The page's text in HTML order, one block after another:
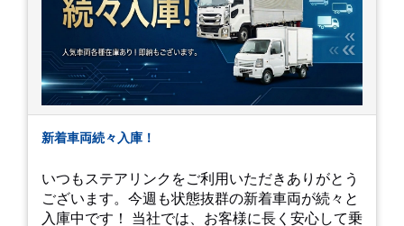
新着車両続々入庫！
いつもステアリンクをご利用いただきありがとう
ございます。今週も状態抜群の新着車両が続々と
入庫中です！ 当社では、お客様に長く安心して乗